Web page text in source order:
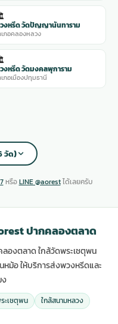
งหรีด วัดปัญญานันทาราม
เภอคลองหลวง
งหรีด วัดมงคลพุการาม
เภอเมืองปทุมธานี
วัด)
หรือLINE @aorestได้เลยครับ
ปากคลองตลาด
องตลาด ใกล้วัดพระเชตุพน
ม้อ ให้บริการส่งพวงหรีดและ
ง
ะเชตุพน
ใกล้สนามหลวง